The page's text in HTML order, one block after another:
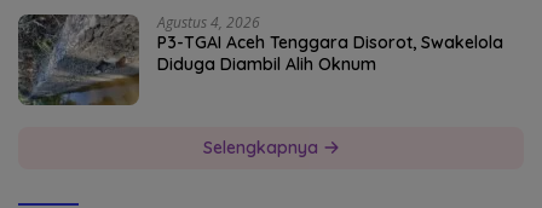
Agustus 4, 2026
P3-TGAI Aceh Tenggara Disorot, Swakelola
Diduga Diambil Alih Oknum
Selengkapnya